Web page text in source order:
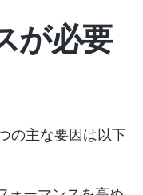
が必要
の主な要因は以下